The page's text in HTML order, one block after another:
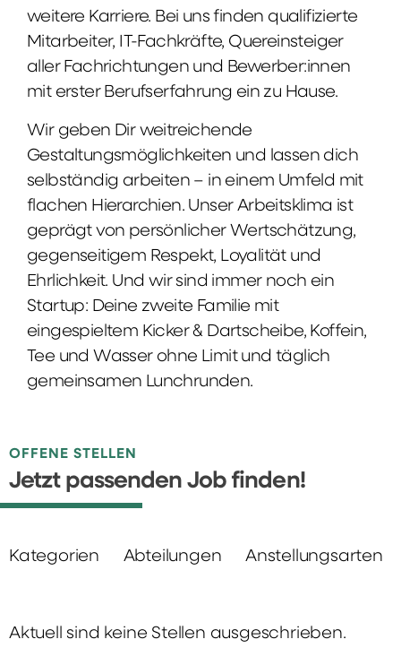
weitere Karriere. Bei uns finden qualifizierte
Mitarbeiter, IT-Fachkräfte, Quereinsteiger
aller Fachrichtungen und Bewerber:innen
mit erster Berufserfahrung ein zu Hause.
Wir geben Dir weitreichende
Gestaltungsmöglichkeiten und lassen dich
selbständig arbeiten – in einem Umfeld mit
flachen Hierarchien. Unser Arbeitsklima ist
geprägt von persönlicher Wertschätzung,
gegenseitigem Respekt, Loyalität und
Ehrlichkeit. Und wir sind immer noch ein
Startup: Deine zweite Familie mit
eingespieltem Kicker & Dartscheibe, Koffein,
Tee und Wasser ohne Limit und täglich
gemeinsamen Lunchrunden.
OFFENE STELLEN
Jetzt passenden Job finden!
Kategorien Abteilungen Anstellungsarten
Aktuell sind keine Stellen ausgeschrieben.